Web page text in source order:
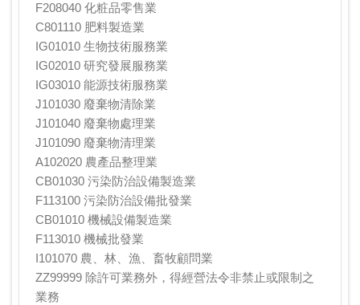
F208040 化粧品零售業
C801110 肥料製造業
IG01010 生物技術服務業
IG02010 研究發展服務業
IG03010 能源技術服務業
J101030 廢棄物清除業
J101040 廢棄物處理業
J101090 廢棄物清理業
A102020 農產品整理業
CB01030 污染防治設備製造業
F113100 污染防治設備批發業
CB01010 機械設備製造業
F113010 機械批發業
I101070 農、林、漁、畜牧顧問業
ZZ99999 除許可業務外，得經營法令非禁止或限制之
業務